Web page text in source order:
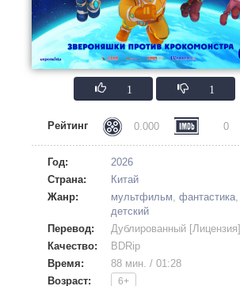
1 1
Рейтинг 0.000 0
Год:
2026
Страна:
Китай
Жанр:
мультфильм, фантастика,
детский
Перевод:
Дублированный [Лицензия]
Качество:
BDRip
Время:
88 мин. / 01:28
Возраст:
6+